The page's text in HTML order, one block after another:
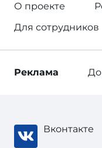
О проекте
Для сотрудников
Реклама
Вконтакте